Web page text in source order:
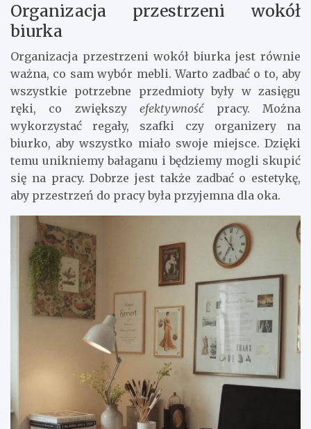
Organizacja przestrzeni wokół
biurka
Organizacja przestrzeni wokół biurka jest równie
ważna, co sam wybór mebli. Warto zadbać o to, aby
wszystkie potrzebne przedmioty były w zasięgu
ręki, co zwiększyefektywnośćpracy. Można
wykorzystać regały, szafki czy organizery na
biurko, aby wszystko miało swoje miejsce. Dzięki
temu unikniemy bałaganu i będziemy mogli skupić
się na pracy. Dobrze jest także zadbać o estetykę,
aby przestrzeń do pracy była przyjemna dla oka.